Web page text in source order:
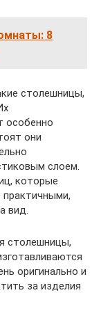
8
столешницы,
особенно
они
слоем.
которые
вид.
столешницы,
оригинально и
за изделия